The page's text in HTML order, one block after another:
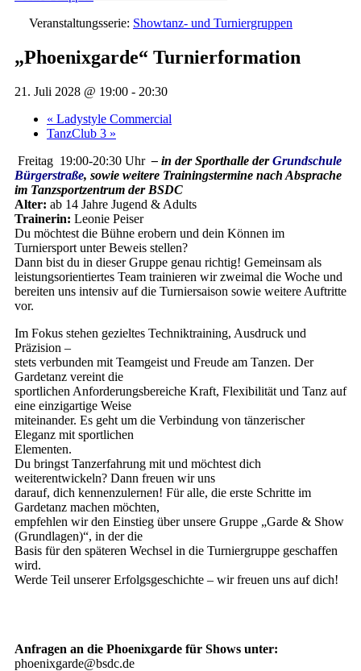
Veranstaltungsserie: Showtanz- und Turniergruppen
„Phoenixgarde“ Turnierformation
21. Juli 2028 @ 19:00 - 20:30
« Ladystyle Commercial
TanzClub 3 »
Freitag 19:00-20:30 Uhr – in der Sporthalle derGrundschule
Bürgerstraße, sowie weitere Trainingstermine nach Absprache
im Tanzsportzentrum der BSDC
Alter: ab 14 Jahre Jugend & Adults
Trainerin: Leonie Peiser
Du möchtest die Bühne erobern und dein Können im
Turniersport unter Beweis stellen?
Dann bist du in dieser Gruppe genau richtig! Gemeinsam als
leistungsorientiertes Team trainieren wir zweimal die Woche und
bereiten uns intensiv auf die Turniersaison sowie weitere Auftritte
vor.
Im Fokus stehen gezieltes Techniktraining, Ausdruck und
Präzision –
stets verbunden mit Teamgeist und Freude am Tanzen. Der
Gardetanz vereint die
sportlichen Anforderungsbereiche Kraft, Flexibilität und Tanz auf
eine einzigartige Weise
miteinander. Es geht um die Verbindung von tänzerischer
Eleganz mit sportlichen
Elementen.
Du bringst Tanzerfahrung mit und möchtest dich
weiterentwickeln? Dann freuen wir uns
darauf, dich kennenzulernen! Für alle, die erste Schritte im
Gardetanz machen möchten,
empfehlen wir den Einstieg über unsere Gruppe „Garde & Show
(Grundlagen)“, in der die
Basis für den späteren Wechsel in die Turniergruppe geschaffen
wird.
Werde Teil unserer Erfolgsgeschichte – wir freuen uns auf dich!
Anfragen an die Phoenixgarde für Shows unter:
phoenixgarde@bsdc.de